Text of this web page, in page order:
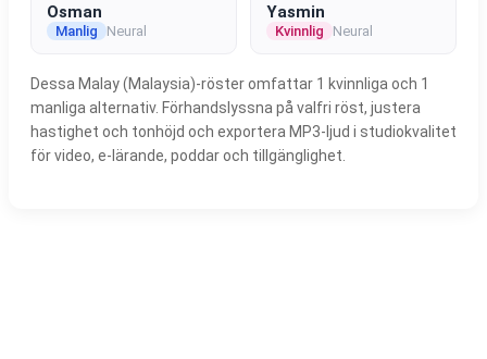
Osman
Manlig Neural
Yasmin
Kvinnlig Neural
Dessa Malay (Malaysia)-röster omfattar 1 kvinnliga och 1
manliga alternativ. Förhandslyssna på valfri röst, justera
hastighet och tonhöjd och exportera MP3-ljud i studiokvalitet
för video, e-lärande, poddar och tillgänglighet.